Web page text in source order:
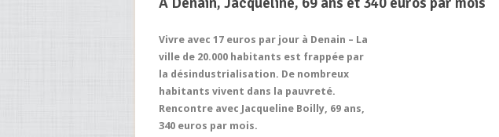
Vivre avec 17 euros par jour à Denain – La
ville de 20.000 habitants est frappée par
la désindustrialisation. De nombreux
habitants vivent dans la pauvreté.
Rencontre avec Jacqueline Boilly, 69 ans,
340 euros par mois.